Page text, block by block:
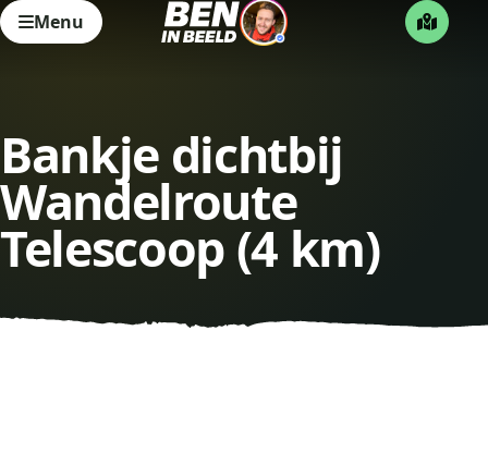
Menu
Bankje dichtbij
Wandelroute
Telescoop (4 km)